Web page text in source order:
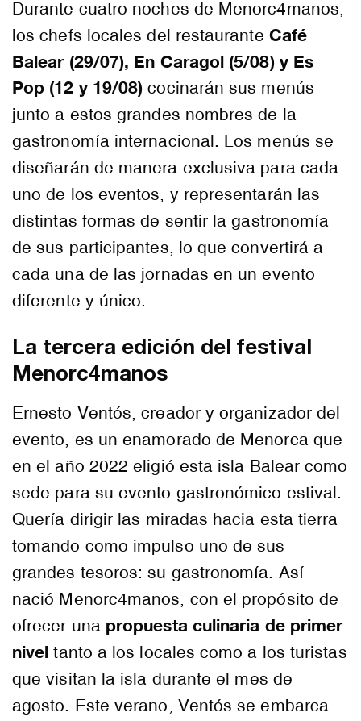
Durante cuatro noches de Menorc4manos,
los chefs locales del restaurante Café
Balear (29/07), En Caragol (5/08) y Es
Pop (12 y 19/08) cocinarán sus menús
junto a estos grandes nombres de la
gastronomía internacional. Los menús se
diseñarán de manera exclusiva para cada
uno de los eventos, y representarán las
distintas formas de sentir la gastronomía
de sus participantes, lo que convertirá a
cada una de las jornadas en un evento
diferente y único.
La tercera edición del festival
Menorc4manos
Ernesto Ventós, creador y organizador del
evento, es un enamorado de Menorca que
en el año 2022 eligió esta isla Balear como
sede para su evento gastronómico estival.
Quería dirigir las miradas hacia esta tierra
tomando como impulso uno de sus
grandes tesoros: su gastronomía. Así
nació Menorc4manos, con el propósito de
ofrecer una propuesta culinaria de primer
nivel tanto a los locales como a los turistas
que visitan la isla durante el mes de
agosto. Este verano, Ventós se embarca